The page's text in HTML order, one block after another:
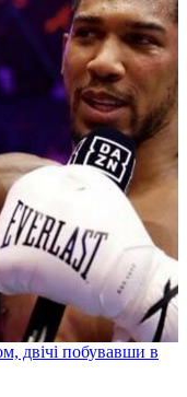
двічі побувавши в